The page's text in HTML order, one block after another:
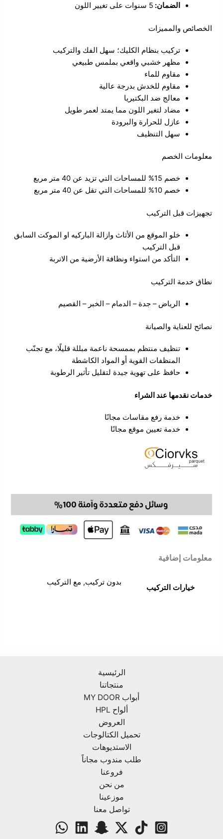
الضمان: 5 سنوات على تغيير اللون
الخصائص والمميزات
تركيب بنظام الكليك؛ سهل الفك والتركيب
مظهر خشبي واقعي بملمس طبيعي
مقاوم للماء
مقاوم للخدش بدرجة عالية
معالج ضد البكتيريا
مضاد لتغير اللون مما يمتد لعمر طويل
عازل للحرارة والبرودة
سهل التنظيف
معلومات الخصم
خصم 15% للمساحات التي تزيد عن 40 متر مربع
خصم 10% للمساحات التي تقل عن 40 متر مربع
تجهيزات قبل التركيب
خلو الموقع من الأثاث وازالة الباركيه او الموكت السابق
قبل التركيب
التأكد من استواء ونظافة الأرضية من الاتربة
نطاق خدمة التركيب
الرياض – جدة – الدمام – الخبر – القصيم
نصائح للعناية والصيانة
تنظيف منتظم بممسحة ناعمة مبللة قليلًا، مع تجنّب
المنظفات القوية أو المواد الكاشطة
حافظ على تهوية جيدة لتقليل تأثير الرطوبة
خدمات نقدمها عند الشراء
خدمة رفع مقاسات مجانًا
خدمة تعيين موقع مجانًا
معلومات إضافية
خيارات التركيب
بدون تركيب, مع التركيب
الرئيسية
منتجاتنا
أبواب MY DOOR
ألواح HPL
العروض
تحميل الكتالوجات
الاستديوهات
طلب مندوب مجاناً
فروعنا
من نحن
موزعينا
تواصل معنا